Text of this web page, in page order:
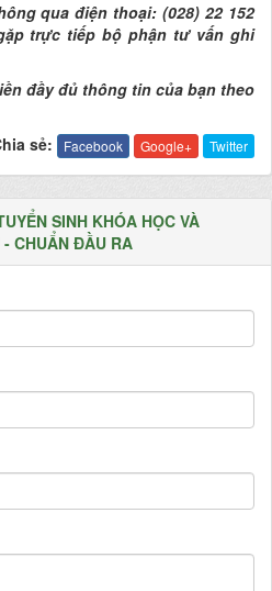
qua điện thoại: (028) 22 152
trực tiếp bộ phận tư vấn ghi
đầy đủ thông tin của bạn theo
sẻ:
Facebook Google+ Twitter
SINH KHÓA HỌC VÀ
CHUẨN ĐẦU RA